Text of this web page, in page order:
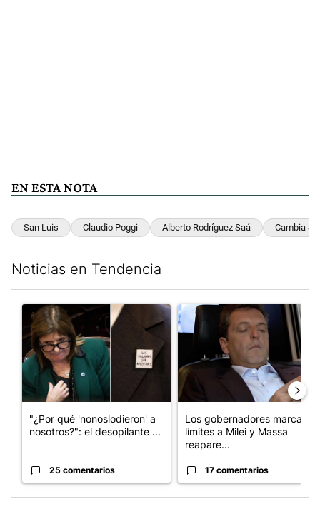
EN ESTA NOTA
San Luis Claudio Poggi Alberto Rodríguez Saá Cambia
Noticias en Tendencia
Un artículo de tendencia con el título ""¿Por qué
"¿Por qué 'nonoslodieron' a
nosotros?": el desopilante ...
25 comentarios
Un artículo de tendencia con
Los gobernadores marcan
límites a Milei y Massa
reapare...
17 comentarios